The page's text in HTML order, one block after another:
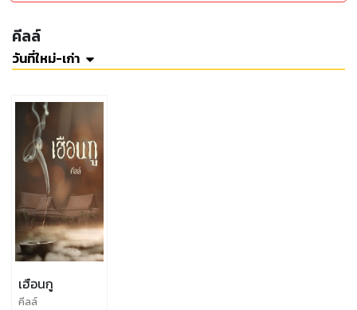
คีลล์
วันที่ใหม่-เก่า
เฮือนกู
คีลล์